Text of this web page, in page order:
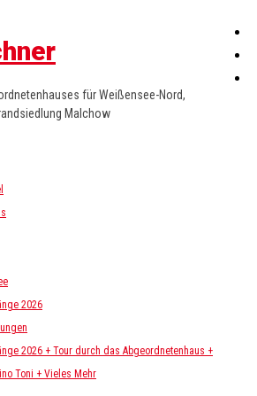
für Weißensee-Nord,
Malchow
2026
2026 + Tour durch das Abgeordnetenhaus +
Toni + Vieles Mehr